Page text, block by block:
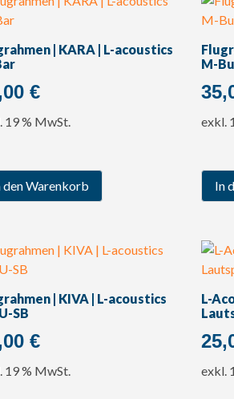
| KARA | L-acoustics
€
19 % MwSt.
den Warenkorb
M-
exkl.
In
| KIVA | L-acoustics
SB
€
19 % MwSt.
L-
exkl.